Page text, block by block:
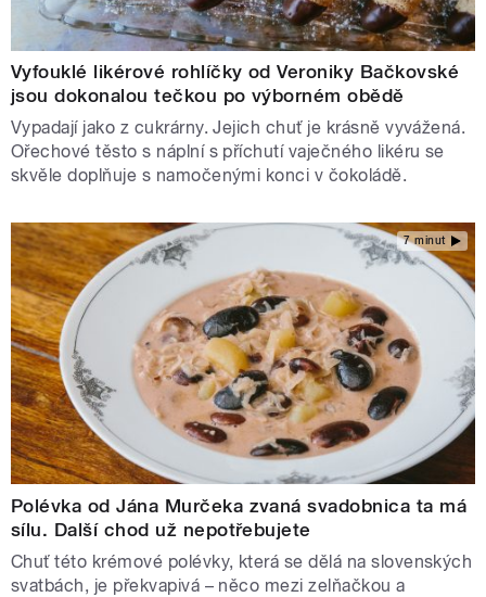
Vyfouklé likérové rohlíčky od Veroniky Bačkovské
jsou dokonalou tečkou po výborném obědě
Vypadají jako z cukrárny. Jejich chuť je krásně vyvážená.
Ořechové těsto s náplní s příchutí vaječného likéru se
skvěle doplňuje s namočenými konci v čokoládě.
7 minut
Polévka od Jána Murčeka zvaná svadobnica ta má
sílu. Další chod už nepotřebujete
Chuť této krémové polévky, která se dělá na slovenských
svatbách, je překvapivá – něco mezi zelňačkou a